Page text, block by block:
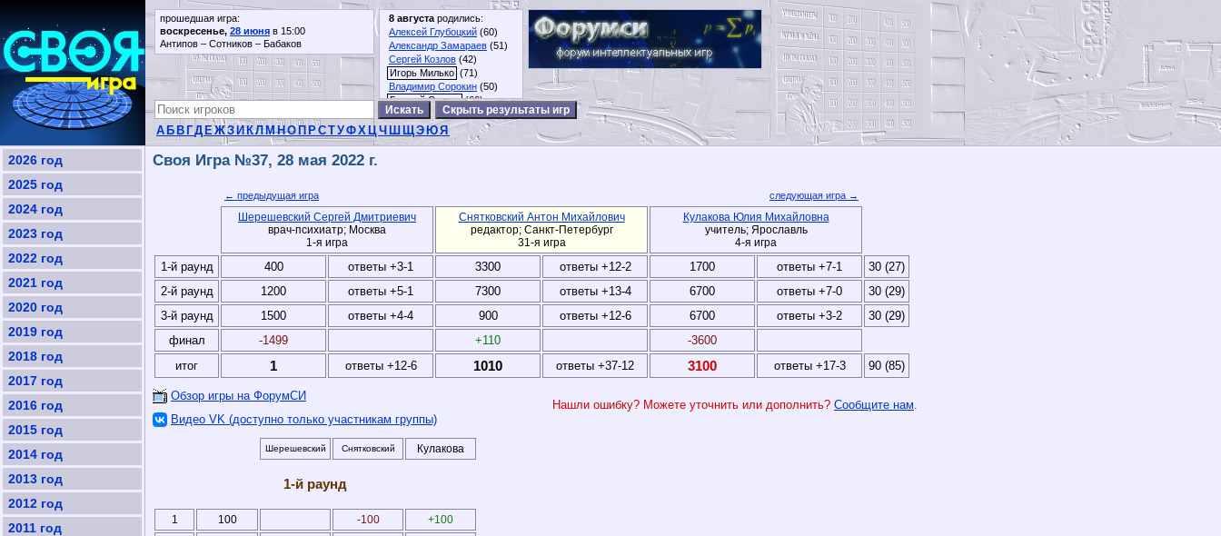
прошедшая игра:
воскресенье, 28 июня в 15:00
Антипов – Сотников – Бабаков
8 августа родились:
Алексей Глубоцкий (60)
Александр Замараев (51)
Сергей Козлов (42)
Игорь Милько (71)
Владимир Сорокин (50)
Георгий Сушан (66)
Скрыть результаты игр
А Б В ГД ЕЖЗ ИКЛМНОПРСТУФХ ЦЧ Ш ЩЭ ЮЯ
2026 год
2025 год
2024 год
2023 год
2022 год
2021 год
2020 год
2019 год
2018 год
2017 год
2016 год
2015 год
2014 год
2013 год
2012 год
2011 год
Своя Игра №37, 28 мая 2022 г.
← предыдущая игра следующая игра →
Шерешевский Сергей Дмитриевич
врач-психиатр; Москва
1-я игра
Снятковский Антон Михайлович
редактор; Санкт-Петербург
31-я игра
Кулакова Юлия Михайловна
учитель; Ярославль
4-я игра
1-й раунд 400 ответы +3-1 3300 ответы +12-2 1700 ответы +7-1
30 (27)
2-й раунд
1200 ответы +5-1 7300 ответы +13-4 6700 ответы +7-0
30 (29)
3-й раунд
1500 ответы +4-4 900 ответы +12-6 6700 ответы +3-2
30 (29)
финал
-1499 +110
-3600
итог
1 ответы +12-6 1010 ответы +37-12 3100 ответы +17-3 90 (85)
Нашли ошибку? Можете уточнить или дополнить? Сообщите нам.
Обзор игры на ФорумСИ
Видео VK (доступно только участникам группы)
Шерешевский Снятковский Кулакова
1-й раунд
1 100 -100
+100